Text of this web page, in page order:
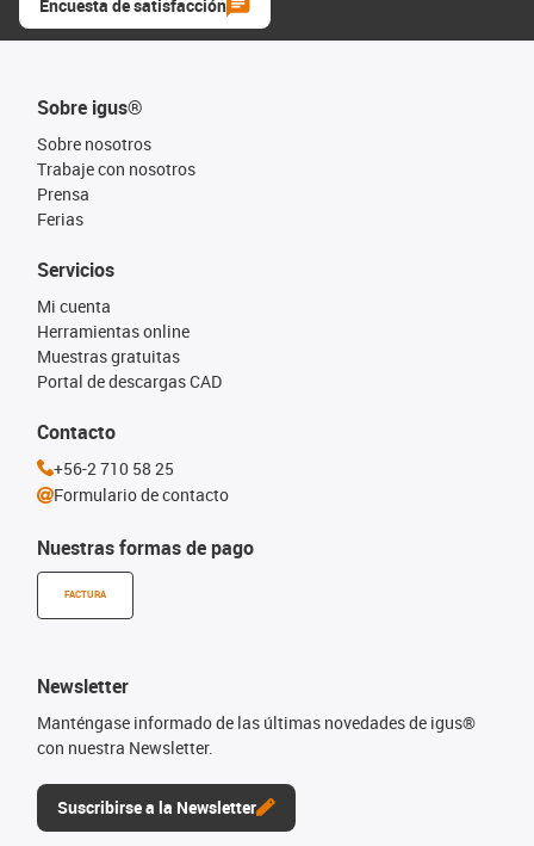
Encuesta de satisfacción
Sobre igus®
Sobre nosotros
Trabaje con nosotros
Prensa
Ferias
Nuestras formas de pago
FACTURA
Servicios
Mi cuenta
Herramientas online
Muestras gratuitas
Portal de descargas CAD
Newsletter
Manténgase informado de las últimas novedades de igus®
con nuestra Newsletter.
Suscribirse a la Newsletter
Contacto
+56-2 710 58 25
Formulario de contacto